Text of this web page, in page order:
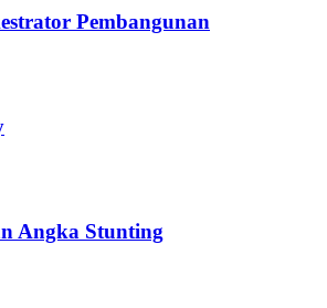
Pembangunan
Angka Stunting